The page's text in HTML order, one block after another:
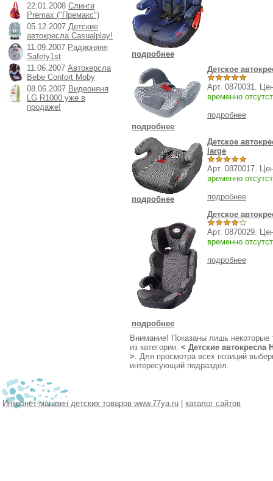
22.01.2008 Слинги
Premax ("Премакс")
05.12.2007 Детские
автокресла Casualplay!
11.09.2007 Радионяня
Safety1st
11.06.2007 Автокерсла
Bebe Confort Moby
08.06.2007 Видеоняня
LG R1000 уже в
продаже!
подробнее
подробнее
Детское
Арт. 0870031.
временно
подробнее
подробнее
Детское
large
Арт. 0870017.
временно
подробнее
подробнее
Детское
Арт. 0870029.
временно
подробнее
Внимание! Показаны лишь некоторые
из категории: < Детские автокресла
>. Для просмотра всех позиций
интересующий подраздел.
Интернет-магазин детских товаров www.77ya.ru каталог сайтов